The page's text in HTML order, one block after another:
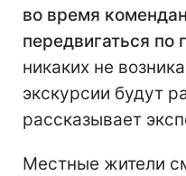
во время
передвигаться по
никаких не
экскурсии будут
рассказывает
Местные жители